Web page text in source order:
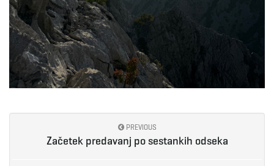
PREVIOUS
Začetek predavanj po sestankih odseka